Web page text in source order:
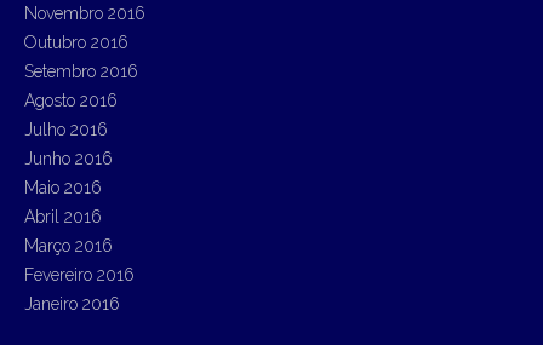
Novembro 2016
Outubro 2016
Setembro 2016
Agosto 2016
Julho 2016
Junho 2016
Maio 2016
Abril 2016
Março 2016
Fevereiro 2016
Janeiro 2016